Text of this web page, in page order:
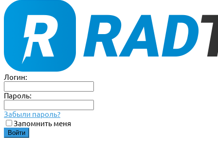
Логин:
Пароль:
Забыли пароль?
Запомнить меня